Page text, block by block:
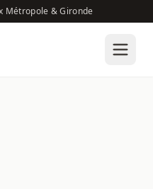
Métropole & Gironde